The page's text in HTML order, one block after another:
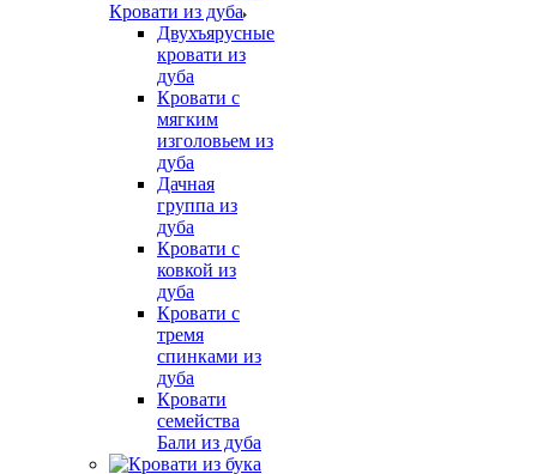
Кровати из дуба
Двухъярусные
кровати из
дуба
Кровати с
мягким
изголовьем из
дуба
Дачная
группа из
дуба
Кровати с
ковкой из
дуба
Кровати с
тремя
спинками из
дуба
Кровати
семейства
Бали из дуба